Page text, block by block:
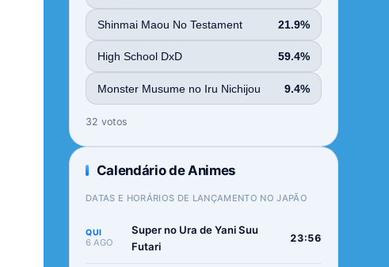
Shinmai Maou No Testament 21.9%
High School DxD 59.4%
Monster Musume no Iru Nichijou 9.4%
32 votos
Calendário de Animes
DATAS E HORÁRIOS DE LANÇAMENTO NO JAPÃO
QUI
6 AGO
Super no Ura de Yani Suu
Futari
23:56